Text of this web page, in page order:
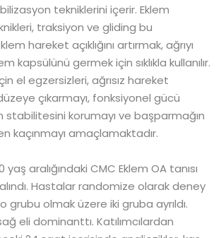
tekniklerini içerir. Eklem
traksiyon ve gliding bu
hareket açıklığını artırmak, ağrıyı
kapsülünü germek için sıklıkla kullanılır.
el egzersizleri, ağrısız hareket
düzeye çıkarmayı, fonksiyonel gücü
stabilitesini korumayı ve başparmağın
kaçınmayı amaçlamaktadır.
aralığındaki CMC Eklem OA tanısı
Hastalar randomize olarak deney
grubu olmak üzere iki gruba ayrıldı.
eli dominanttı. Katılımcılardan